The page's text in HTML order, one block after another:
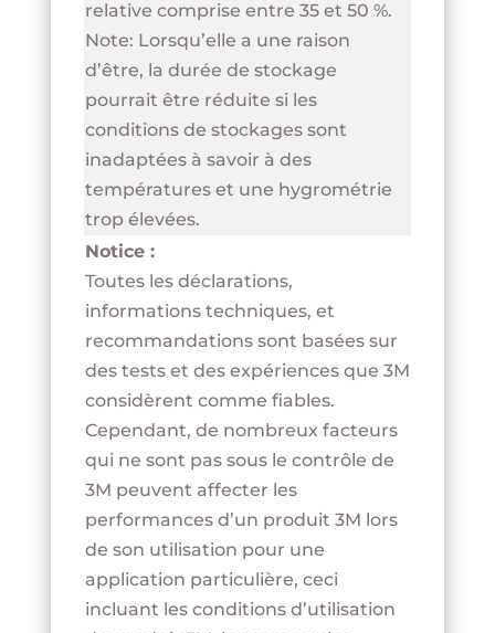
relative comprise entre 35 et 50 %.
Note: Lorsqu’elle a une raison
d’être, la durée de stockage
pourrait être réduite si les
conditions de stockages sont
inadaptées à savoir à des
températures et une hygrométrie
trop élevées.
Notice :
Toutes les déclarations,
informations techniques, et
recommandations sont basées sur
des tests et des expériences que 3M
considèrent comme fiables.
Cependant, de nombreux facteurs
qui ne sont pas sous le contrôle de
3M peuvent affecter les
performances d’un produit 3M lors
de son utilisation pour une
application particulière, ceci
incluant les conditions d’utilisation